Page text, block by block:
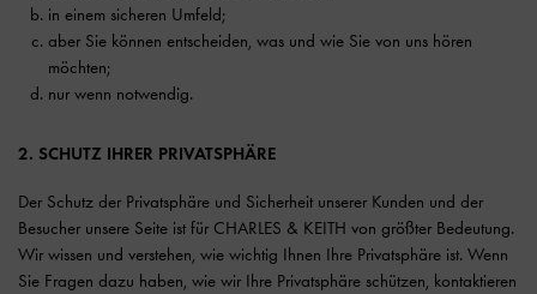
in einem sicheren Umfeld;
aber Sie können entscheiden, was und wie Sie von uns hören
möchten;
nur wenn notwendig.
2. SCHUTZ IHRER PRIVATSPHÄRE
Der Schutz der Privatsphäre und Sicherheit unserer Kunden und der
Besucher unsere Seite ist für CHARLES & KEITH von größter Bedeutung.
Wir wissen und verstehen, wie wichtig Ihnen Ihre Privatsphäre ist. Wenn
Sie Fragen dazu haben, wie wir Ihre Privatsphäre schützen, kontaktieren